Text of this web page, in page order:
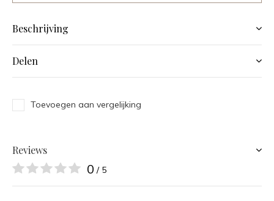
Beschrijving
Delen
Toevoegen aan vergelijking
Reviews
0 / 5